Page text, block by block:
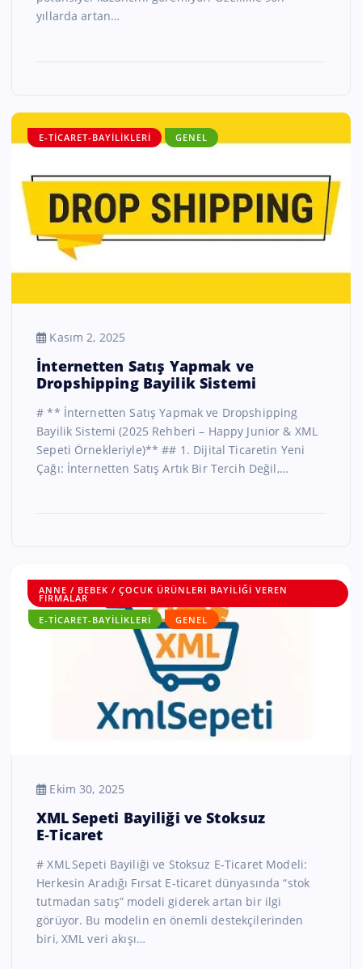
yıllarda artan…
E-TICARET-BAYILIKLERI GENEL
Kasım 2, 2025
İnternetten Satış Yapmak ve
Dropshipping Bayilik Sistemi
# ** İnternetten Satış Yapmak ve Dropshipping
Bayilik Sistemi (2025 Rehberi – Happy Junior & XML
Sepeti Örnekleriyle)** ## 1. Dijital Ticaretin Yeni
Çağı: İnternetten Satış Artık Bir Tercih Değil,…
ANNE / BEBEK / ÇOCUK ÜRÜNLERI BAYILIĞI VEREN
FIRMALAR
E-TICARET-BAYILIKLERI
GENEL
Ekim 30, 2025
XML Sepeti Bayiliği ve Stoksuz
E‑Ticaret
# XML Sepeti Bayiliği ve Stoksuz E‑Ticaret Modeli:
Herkesin Aradığı Fırsat E‑ticaret dünyasında “stok
tutmadan satış” modeli giderek artan bir ilgi
görüyor. Bu modelin en önemli destekçilerinden
biri, XML veri akışı…